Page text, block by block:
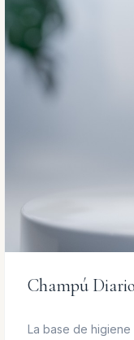
Champú
La base de